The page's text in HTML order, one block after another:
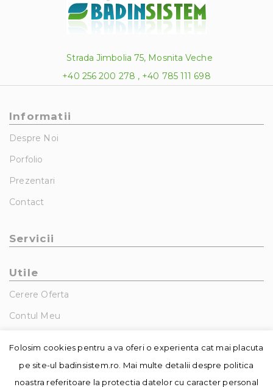
Strada Jimbolia 75, Mosnita Veche
+40 256 200 278 , +40 785 111 698
Informatii
Despre Noi
Porfolio
Prezentari
Contact
Servicii
Utile
Cerere Oferta
Contul Meu
Folosim cookies pentru a va oferi o experienta cat mai placuta
pe site-ul badinsistem.ro. Mai multe detalii despre politica
noastra referitoare la protectia datelor cu caracter personal